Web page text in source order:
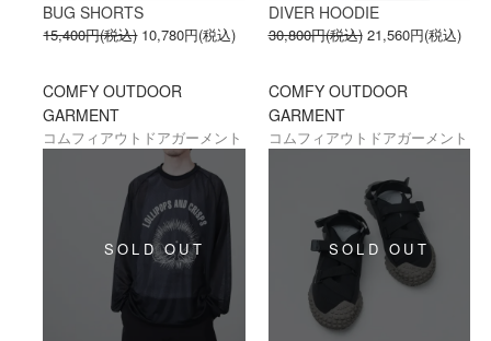
BUG SHORTS
15,400円(税込) 10,780円(税込)
DIVER HOODIE
30,800円(税込) 21,560円(税込)
COMFY OUTDOOR
GARMENT
コムフィアウトドアガーメント
COMFY OUTDOOR
GARMENT
コムフィアウトドアガーメント